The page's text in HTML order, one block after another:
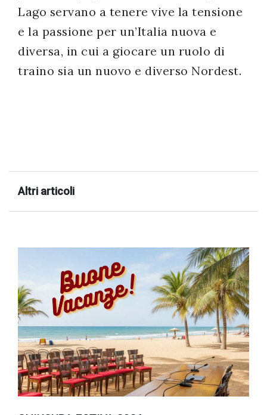
Lago servano a tenere vive la tensione
e la passione per un’Italia nuova e
diversa, in cui a giocare un ruolo di
traino sia un nuovo e diverso Nordest.
Altri articoli